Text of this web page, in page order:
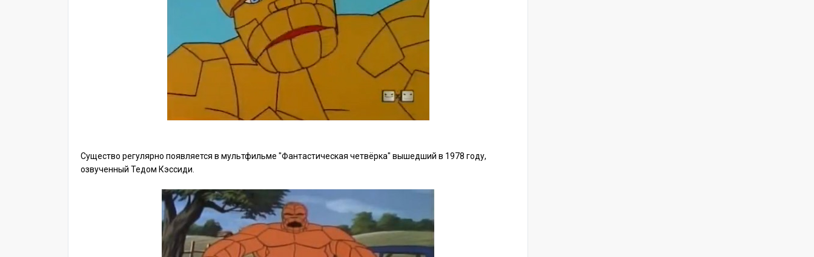
Существо регулярно появляется в мультфильме "Фантастическая четвёрка" вышедший в 1978 году,
озвученный Тедом Кэссиди.